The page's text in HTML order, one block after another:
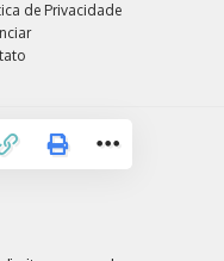
de Privacidade